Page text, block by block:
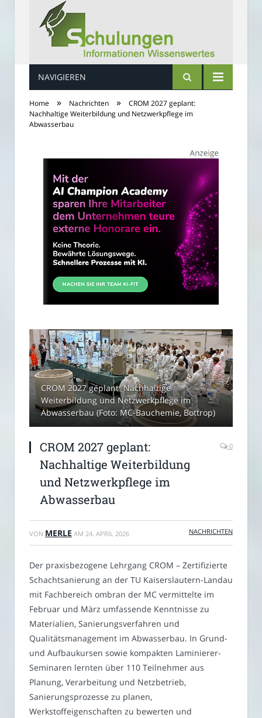
Schulungs Infos
NAVIGIEREN
Home » Nachrichten »
CROM 2027 geplant:
Nachhaltige Weiterbildung und Netzwerkpflege im
Abwasserbau
CROM 2027 geplant: Nachhaltige
Weiterbildung und Netzwerkpflege im
Abwasserbau (Foto: MC-Bauchemie, Bottrop)
CROM 2027 geplant:
Nachhaltige Weiterbildung
und Netzwerkpflege im
Abwasserbau
0
VON MERLE AM 24. APRIL 2026 NACHRICHTEN
Der praxisbezogene Lehrgang CROM – Zertifizierte
Schachtsanierung an der TU Kaiserslautern-Landau
mit Fachbereich ombran der MC vermittelte im
Februar und März umfassende Kenntnisse zu
Materialien, Sanierungsverfahren und
Qualitätsmanagement im Abwasserbau. In Grund-
und Aufbaukursen sowie kompakten Laminierer-
Seminaren lernten über 110 Teilnehmer aus
Planung, Verarbeitung und Netzbetrieb,
Sanierungsprozesse zu planen,
Werkstoffeigenschaften zu bewerten und